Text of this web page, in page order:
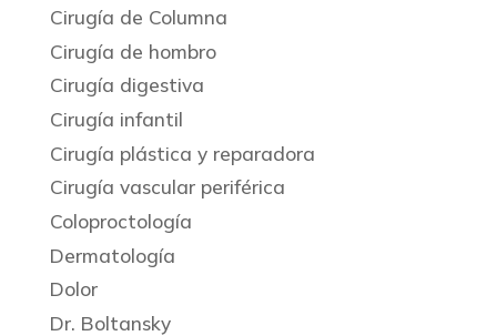
Cirugía de Columna
Cirugía de hombro
Cirugía digestiva
Cirugía infantil
Cirugía plástica y reparadora
Cirugía vascular periférica
Coloproctología
Dermatología
Dolor
Dr. Boltansky